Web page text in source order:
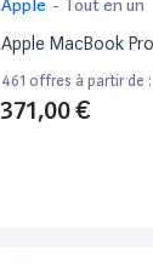
Apple - Tout en un
Apple MacBook
461 offres à partir de :
371,00 €